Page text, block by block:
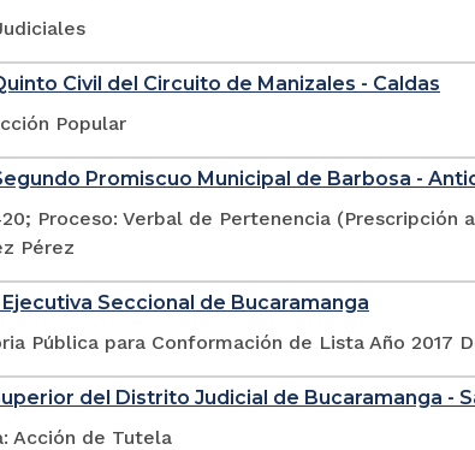
Civil del Circuito de Manizales - Caldas
Popular
Promiscuo Municipal de Barbosa -
Proceso: Verbal de Pertenencia (Prescripción
Pérez
Seccional de Bucaramanga
Pública para Conformación de Lista Año 2017
del Distrito Judicial de Bucaramanga -
Acción de Tutela